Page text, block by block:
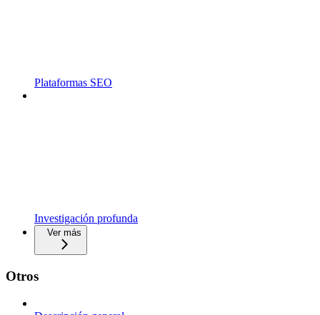
Plataformas SEO
Investigación profunda
Ver más
Otros